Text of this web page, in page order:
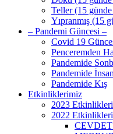
Teller (15
Yıpranmış (15
– Pandemi Güncesi –
Covid 19
Penceremden
Pandemide
Pandemide İnsan
Pandemide Kış
Etkinliklerimiz
2023
2022